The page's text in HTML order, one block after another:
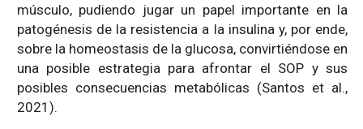
músculo, pudiendo jugar un papel importante en la
patogénesis de la resistencia a la insulina y, por ende,
sobre la homeostasis de la glucosa, convirtiéndose en
una posible estrategia para afrontar el SOP y sus
posibles consecuencias metabólicas (Santos et al.,
2021).